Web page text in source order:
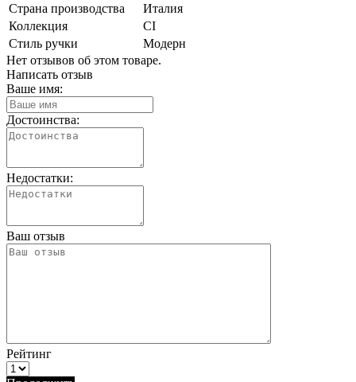
Страна производства
Италия
Коллекция
CI
Стиль ручки
Модерн
Нет отзывов об этом товаре.
Написать отзыв
Ваше имя:
Достоинства:
Недостатки:
Ваш отзыв
Рейтинг